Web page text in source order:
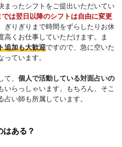
まったシフトをご提出いただいてい
は翌日以降のシフトは自由に変更
ぎりぎりまで時間をずらしたりお休
くお仕事していただけます。ま
追加も大歓迎ですので、急に空いた
ています。
て、個人で活動している対面占いの
いらっしゃいます。もちろん、そこ
い師も所属しています。
ある？